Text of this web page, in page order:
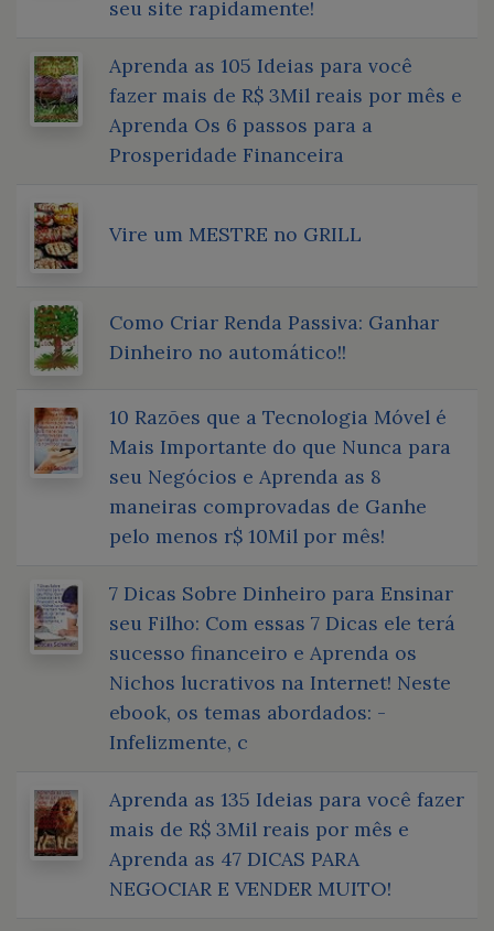
seu site rapidamente!
Aprenda as 105 Ideias para você
fazer mais de R$ 3Mil reais por mês e
Aprenda Os 6 passos para a
Prosperidade Financeira
Vire um MESTRE no GRILL
Como Criar Renda Passiva: Ganhar
Dinheiro no automático!!
10 Razões que a Tecnologia Móvel é
Mais Importante do que Nunca para
seu Negócios e Aprenda as 8
maneiras comprovadas de Ganhe
pelo menos r$ 10Mil por mês!
7 Dicas Sobre Dinheiro para Ensinar
seu Filho: Com essas 7 Dicas ele terá
sucesso financeiro e Aprenda os
Nichos lucrativos na Internet! Neste
ebook, os temas abordados: -
Infelizmente, c
Aprenda as 135 Ideias para você fazer
mais de R$ 3Mil reais por mês e
Aprenda as 47 DICAS PARA
NEGOCIAR E VENDER MUITO!